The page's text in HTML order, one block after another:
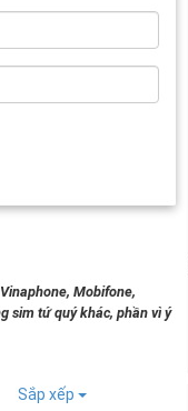
Mobifone,
sim tứ quý khác, phần vì ý
Sắp xếp